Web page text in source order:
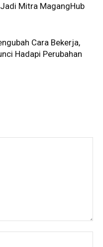
Mitra MagangHub
Cara Bekerja,
Hadapi Perubahan